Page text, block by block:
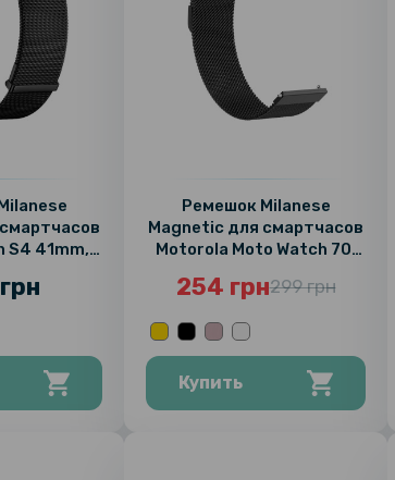
S4 41mm,
Ремешок Milanese
Magnetic для смартчасов
Motorola Moto Watch 70,
254 грн299 грн
Купить